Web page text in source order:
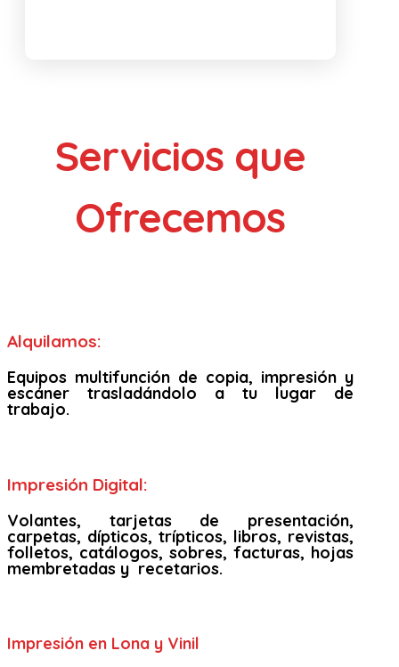
Servicios que
Ofrecemos
Alquilamos:
Equipos multifunción de copia, impresión y
escáner trasladándolo a tu lugar de
trabajo.
Impresión Digital:
Volantes, tarjetas de presentación,
carpetas, dípticos, trípticos, libros, revistas,
folletos, catálogos, sobres, facturas, hojas
membretadas y recetarios.
Impresión en Lona y Vinil